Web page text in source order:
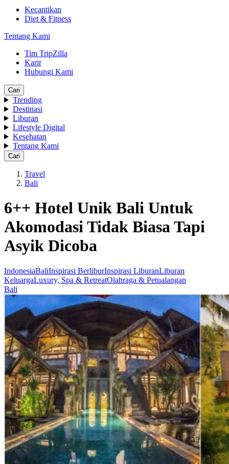
Kecantikan
Diet & Fitness
Tentang Kami
Tim TripZilla
Karir
Hubungi Kami
Cari
Trending
Destinasi
Liburan
Lifestyle Digital
Kesehatan
Tentang Kami
Cari
Travel
Bali
6++ Hotel Unik Bali Untuk
Akomodasi Tidak Biasa Tapi
Asyik Dicoba
IndonesiaBaliInspirasi BerliburInspirasi LiburanLiburan
KeluargaLuxury, Spa & RetreatOlahraga & Petualangan
Bali